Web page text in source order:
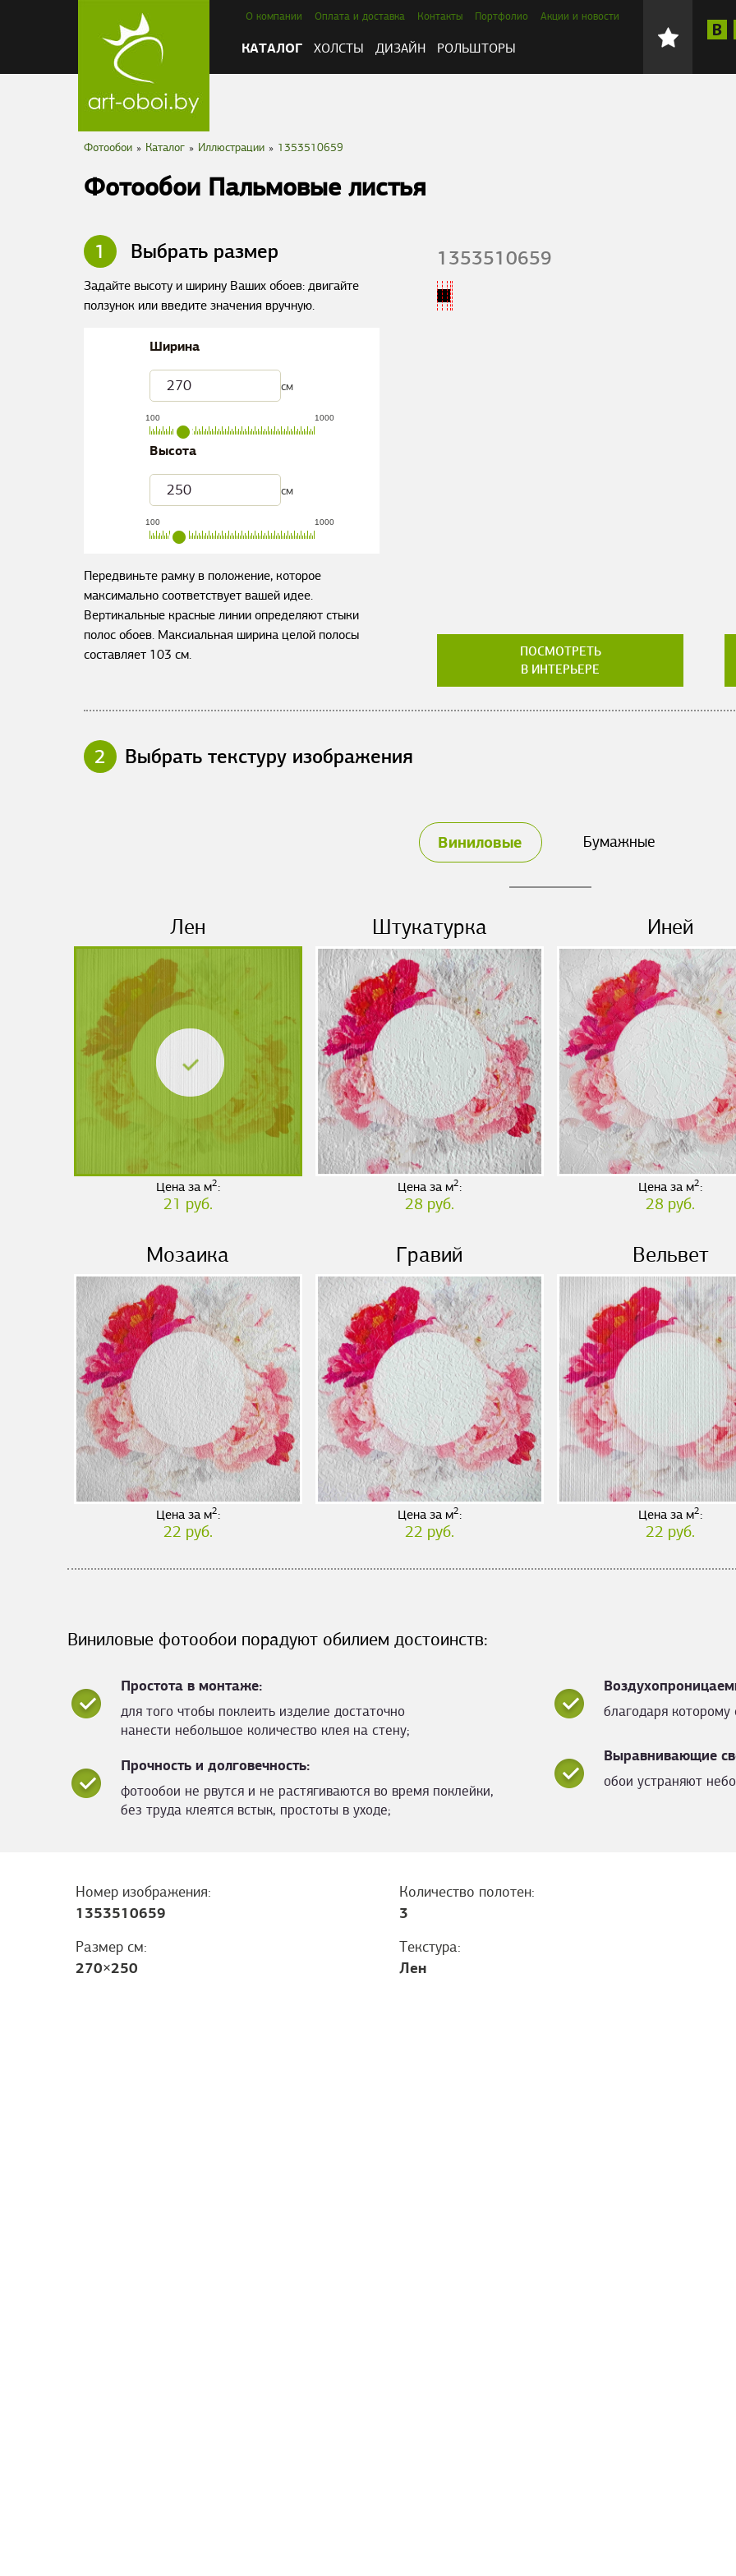
О компании Оплата и доставка Контакты Портфолио Акции и новости
КАТАЛОГ ХОЛСТЫ ДИЗАЙН РОЛЬШТОРЫ
Фотообои » Каталог » Иллюстрации » 1353510659
Фотообои Пальмовые листья
1 Выбрать размер
Задайте высоту и ширину Ваших обоев: двигайте
ползунок или введите значения вручную.
Ширина
см
100 1000
Высота
см
100 1000
Передвиньте рамку в положение, которое
максимально соответствует вашей идее.
Вертикальные красные линии определяют стыки
полос обоев. Максиальная ширина целой полосы
составляет 103 см.
1353510659
ПОСМОТРЕТЬ
В ИНТЕРЬЕРЕ
2 Выбрать текстуру изображения
Виниловые Бумажные
Лен
Цена за м2:
21 руб.
Штукатурка
Цена за м2:
28 руб.
Иней
Цена за м2:
28 руб.
Мозаика
Цена за м2:
22 руб.
Гравий
Цена за м2:
22 руб.
Вельвет
Цена за м2:
22 руб.
Виниловые фотообои порадуют обилием достоинств:
Простота в монтаже:
для того чтобы поклеить изделие достаточно
нанести небольшое количество клея на стену;
благодаря
Выравнивающие
обои устраняют
Прочность и долговечность:
фотообои не рвутся и не растягиваются во время поклейки,
без труда клеятся встык, простоты в уходе;
Номер изображения:
1353510659
Количество полотен:
3
Размер см:
270×250
Текстура:
Лен